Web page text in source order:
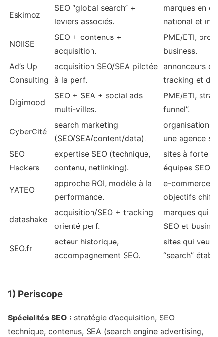
Eskimoz
SEO “global search” +
leviers associés.
marques en
national et
NOIISE
SEO + contenus +
acquisition.
PME/ETI,
business.
Ad’s Up
Consulting
acquisition SEO/SEA pilotée
à la perf.
annonceurs
tracking et du
Digimood
SEO + SEA + social ads
multi-villes.
PME/ETI,
funnel”.
CyberCité
search marketing
(SEO/SEA/content/data).
organisations
une agence
SEO
Hackers
expertise SEO (technique,
contenu, netlinking).
sites à forte
équipes SEO
YATEO
approche ROI, modèle à la
performance.
e-commerce
objectifs
datashake
acquisition/SEO + tracking
orienté perf.
marques qui
SEO et
SEO.fr
acteur historique,
accompagnement SEO.
sites qui
“search” établi.
1) Periscope
Spécialités SEO : stratégie d’acquisition, SEO
technique, contenus, SEA (search engine advertising,